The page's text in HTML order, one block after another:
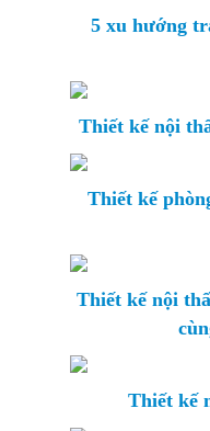
5 xu hướng
Thiết kế nội
Thiết kế
Thiết kế nội
Thiết kế